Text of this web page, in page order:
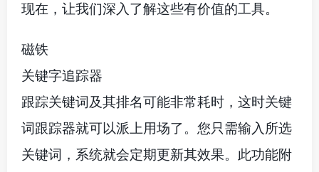
现在，让我们深入了解这些有价值的工具。
磁铁
关键字追踪器
跟踪关键词及其排名可能非常耗时，这时关键
词跟踪器就可以派上用场了。您只需输入所选
关键词，系统就会定期更新其效果。此功能附